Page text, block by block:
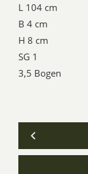
L 104 cm
B 4 cm
H 8 cm
SG 1
3,5 Bogen